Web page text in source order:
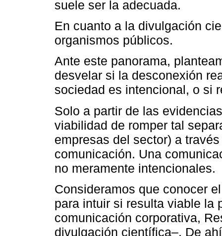
suele ser la adecuada.
En cuanto a la divulgación
organismos públicos.
Ante este panorama,
desvelar si la desconexión
sociedad es intencional, o si
Solo a partir de las
viabilidad de romper tal
empresas del sector) a
comunicación. Una
no meramente intencionales.
Consideramos que conocer
para intuir si resulta viable la
comunicación corporativa,
divulgación científica–. De